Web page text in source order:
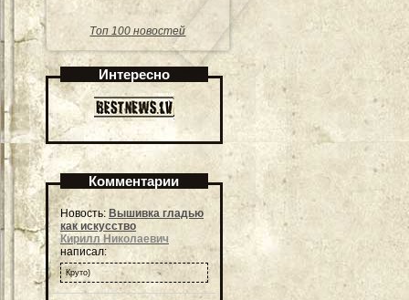
Топ 100 новостей
Интересно
Комментарии
Новость: Вышивка гладью
как искусство
Кирилл Николаевич
написал:
Круто)